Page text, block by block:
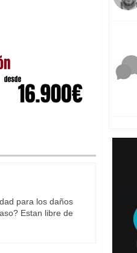
para los daños
Estan libre de